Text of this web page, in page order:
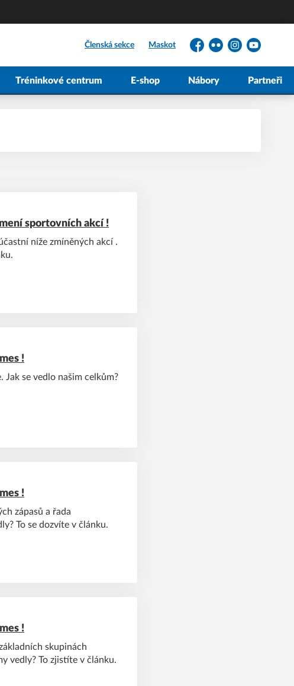
Členská sekce Maskot
Facebook
FlickrInstagramYouTube
Tréninkové centrum E-shop Nábory Partneři
sportovních akcí !
níže zmíněných akcí .
!
Jak se vedlo našim celkům?
!
zápasů a řada
To se dozvíte v článku.
!
skupinách
vedly? To zjistíte v článku.